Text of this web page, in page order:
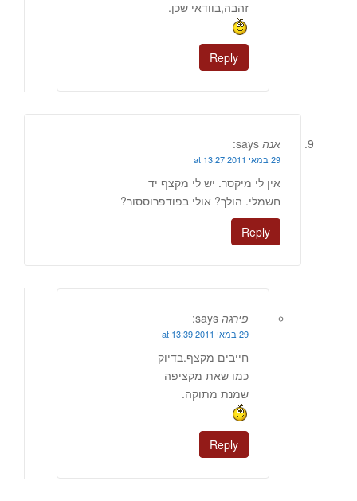
זהבה,בוודאי שכן.
Reply
אנה says:
29 במאי 2011 at 13:27
אין לי מיקסר. יש לי מקצף יד
חשמלי. הולך? אולי בפודפרוססור?
Reply
פירגה says:
29 במאי 2011 at 13:39
חייבים מקצף.בדיוק
כמו שאת מקציפה
שמנת מתוקה.
Reply